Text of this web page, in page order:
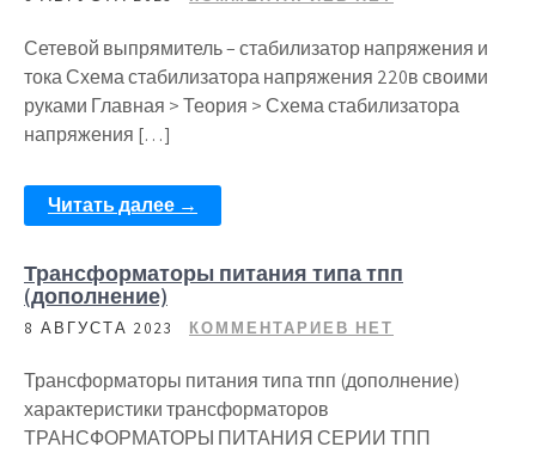
Сетевой выпрямитель – стабилизатор напряжения и
тока Схема стабилизатора напряжения 220в своими
руками Главная > Теория > Схема стабилизатора
напряжения […]
Читать далее →
Трансформаторы питания типа тпп
(дополнение)
8 АВГУСТА 2023 КОММЕНТАРИЕВ НЕТ
Трансформаторы питания типа тпп (дополнение)
характеристики трансформаторов
ТРАНСФОРМАТОРЫ ПИТАНИЯ СЕРИИ ТПП